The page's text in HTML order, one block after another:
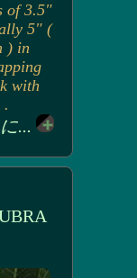
of 3.5"
5" (
) in
with
.
...